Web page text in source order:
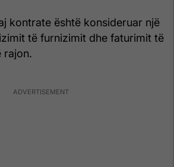
kontrate është konsideruar një
të furnizimit dhe faturimit të
rajon.